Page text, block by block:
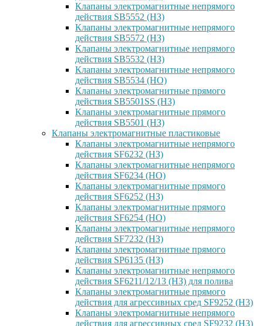
Клапаны электромагнитные непрямого
действия SB5552 (НЗ)
Клапаны электромагнитные непрямого
действия SB5572 (НЗ)
Клапаны электромагнитные непрямого
действия SB5532 (НЗ)
Клапаны электромагнитные непрямого
действия SB5534 (НО)
Клапаны электромагнитные прямого
действия SB5501SS (НЗ)
Клапаны электромагнитные прямого
действия SB5501 (НЗ)
Клапаны электромагнитные пластиковые
Клапаны электромагнитные непрямого
действия SF6232 (НЗ)
Клапаны электромагнитные непрямого
действия SF6234 (НО)
Клапаны электромагнитные прямого
действия SF6252 (НЗ)
Клапаны электромагнитные прямого
действия SF6254 (НО)
Клапаны электромагнитные непрямого
действия SF7232 (НЗ)
Клапаны электромагнитные прямого
действия SP6135 (НЗ)
Клапаны электромагнитные непрямого
действия SF6211/12/13 (НЗ) для полива
Клапаны электромагнитные прямого
действия для агрессивных сред SF9252 (H3)
Клапаны электромагнитные непрямого
действия для агрессивных сред SF9232 (H3)